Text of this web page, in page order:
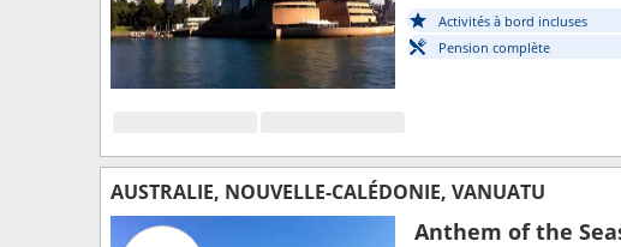
Activités à bord incluses
Pension complète
AUSTRALIE, NOUVELLE-CALÉDONIE, VANUATU
Anthem of the